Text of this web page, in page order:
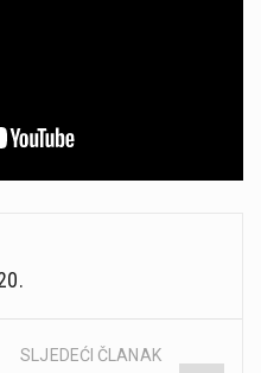
SLJEDEĆI ČLANAK